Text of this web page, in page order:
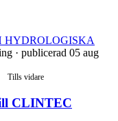
HYDROLOGISKA
· publicerad 05 aug
Tills vidare
CLINTEC